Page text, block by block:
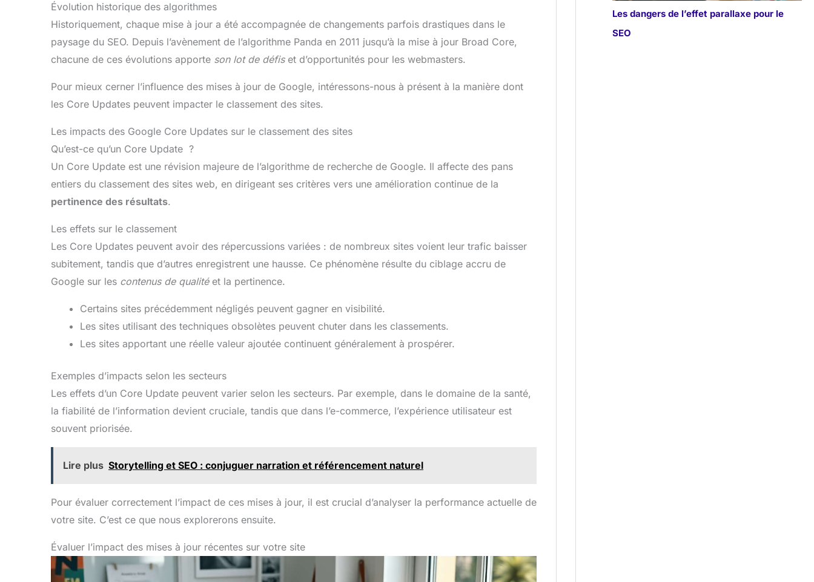
Évolution historique des algorithmes
Historiquement, chaque mise à jour a été accompagnée de changements parfois drastiques dans le
paysage du SEO. Depuis l’avènement de l’algorithme Panda en 2011 jusqu’à la mise à jour Broad Core,
chacune de ces évolutions apporte son lot de défiset d’opportunités pour les webmasters.
Pour mieux cerner l’influence des mises à jour de Google, intéressons-nous à présent à la manière dont
les Core Updates peuvent impacter le classement des sites.
Les impacts des Google Core Updates sur le classement des sites
Qu’est-ce qu’un Core Update ?
Un Core Update est une révision majeure de l’algorithme de recherche de Google. Il affecte des pans
entiers du classement des sites web, en dirigeant ses critères vers une amélioration continue de la
pertinence des résultats.
Les effets sur le classement
Les Core Updates peuvent avoir des répercussions variées : de nombreux sites voient leur trafic baisser
subitement, tandis que d’autres enregistrent une hausse. Ce phénomène résulte du ciblage accru de
Google sur les contenus de qualitéet la pertinence.
Certains sites précédemment négligés peuvent gagner en visibilité.
Les sites utilisant des techniques obsolètes peuvent chuter dans les classements.
Les sites apportant une réelle valeur ajoutée continuent généralement à prospérer.
Exemples d’impacts selon les secteurs
Les effets d’un Core Update peuvent varier selon les secteurs. Par exemple, dans le domaine de la santé,
la fiabilité de l’information devient cruciale, tandis que dans l’e-commerce, l’expérience utilisateur est
souvent priorisée.
Lire plus Storytelling et SEO : conjuguer narration et référencement naturel
Pour évaluer correctement l’impact de ces mises à jour, il est crucial d’analyser la performance actuelle de
votre site. C’est ce que nous explorerons ensuite.
Évaluer l’impact des mises à jour récentes sur votre site
Les dangers de l’effet parallaxe pour le
SEO